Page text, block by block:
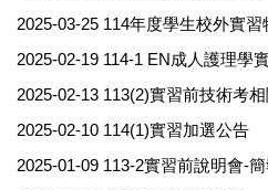
2025-03-25 114年度學生校外實習
2025-02-19 114-1 EN成人護理學
2025-02-13 113(2)實習前技術考
2025-02-10 114(1)實習加選公告
2025-01-09 113-2實習前說明會-